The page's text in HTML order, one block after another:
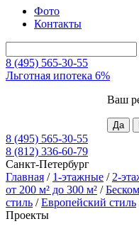
Фото
Контакты
8 (495) 565-30-55
Льготная ипотека 6%
Ваш
8 (495) 565-30-55
8 (812) 336-60-79
Санкт-Петербург
Главная / 1-этажные / 2-
от 200 м² до 300 м² /
стиль /Европейский стиль
Проекты